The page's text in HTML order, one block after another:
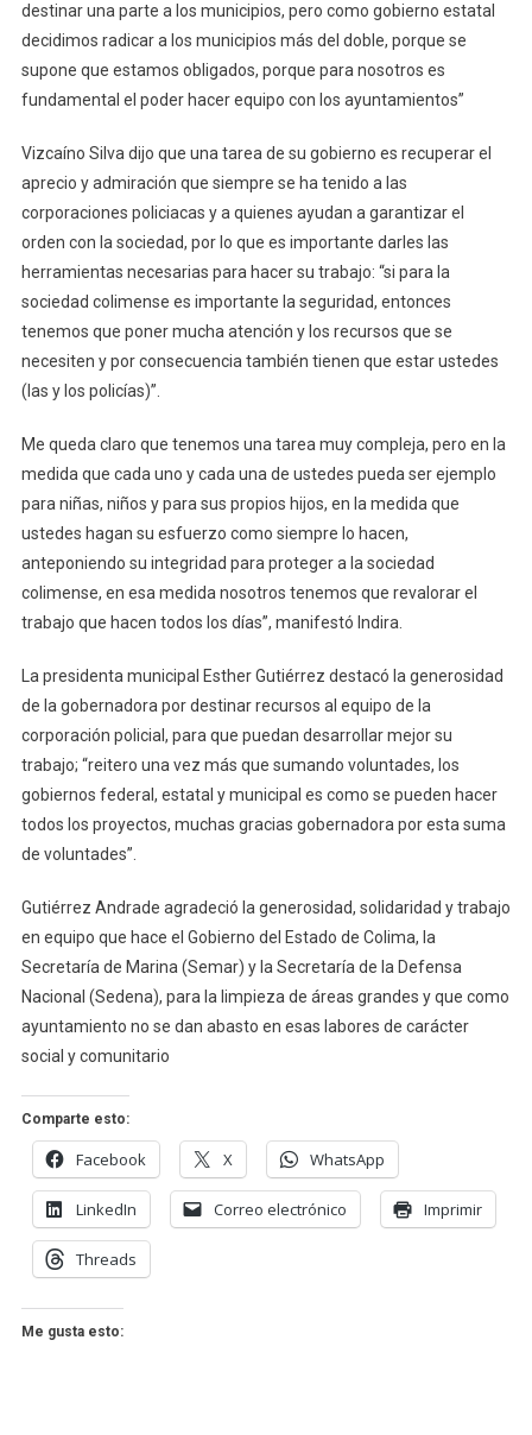
destinar una parte a los municipios, pero como gobierno estatal
decidimos radicar a los municipios más del doble, porque se
supone que estamos obligados, porque para nosotros es
fundamental el poder hacer equipo con los ayuntamientos”
Vizcaíno Silva dijo que una tarea de su gobierno es recuperar el
aprecio y admiración que siempre se ha tenido a las
corporaciones policiacas y a quienes ayudan a garantizar el
orden con la sociedad, por lo que es importante darles las
herramientas necesarias para hacer su trabajo: “si para la
sociedad colimense es importante la seguridad, entonces
tenemos que poner mucha atención y los recursos que se
necesiten y por consecuencia también tienen que estar ustedes
(las y los policías)”.
Me queda claro que tenemos una tarea muy compleja, pero en la
medida que cada uno y cada una de ustedes pueda ser ejemplo
para niñas, niños y para sus propios hijos, en la medida que
ustedes hagan su esfuerzo como siempre lo hacen,
anteponiendo su integridad para proteger a la sociedad
colimense, en esa medida nosotros tenemos que revalorar el
trabajo que hacen todos los días”, manifestó Indira.
La presidenta municipal Esther Gutiérrez destacó la generosidad
de la gobernadora por destinar recursos al equipo de la
corporación policial, para que puedan desarrollar mejor su
trabajo; “reitero una vez más que sumando voluntades, los
gobiernos federal, estatal y municipal es como se pueden hacer
todos los proyectos, muchas gracias gobernadora por esta suma
de voluntades”.
Gutiérrez Andrade agradeció la generosidad, solidaridad y trabajo
en equipo que hace el Gobierno del Estado de Colima, la
Secretaría de Marina (Semar) y la Secretaría de la Defensa
Nacional (Sedena), para la limpieza de áreas grandes y que como
ayuntamiento no se dan abasto en esas labores de carácter
social y comunitario
Comparte esto:
Facebook X WhatsApp
LinkedIn Correo electrónico Imprimir
Threads
Me gusta esto: